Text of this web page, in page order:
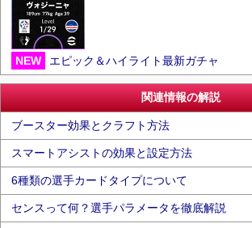
NEW エピック＆ハイライト最新ガチャ
関連情報の解説
ブースター効果とクラフト方法
スマートアシストの効果と設定方法
6種類の選手カードタイプについて
センスって何？選手パラメータを徹底解説